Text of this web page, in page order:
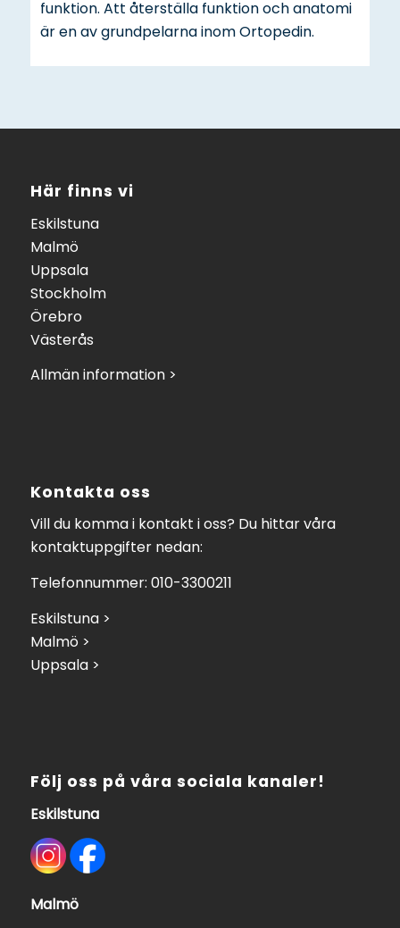
funktion. Att återställa funktion och anatomi
är en av grundpelarna inom Ortopedin.
Här finns vi
Eskilstuna
Malmö
Uppsala
Stockholm
Örebro
Västerås
Allmän information >
Kontakta oss
Vill du komma i kontakt i oss? Du hittar våra
kontaktuppgifter nedan:
Telefonnummer: 010-3300211
Eskilstuna >
Malmö >
Uppsala >
Följ oss på våra sociala kanaler!
Eskilstuna
Malmö